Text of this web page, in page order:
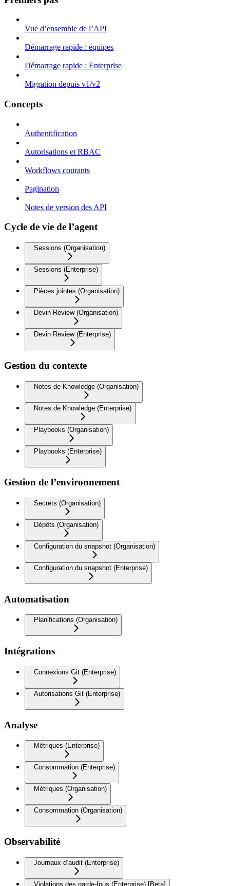
Vue d’ensemble de l’API
Démarrage rapide : équipes
Démarrage rapide : Enterprise
Migration depuis v1/v2
Concepts
Authentification
Autorisations et RBAC
Workflows courants
Pagination
Notes de version des API
Cycle de vie de l’agent
Sessions (Organisation)
Sessions (Enterprise)
Pièces jointes (Organisation)
Devin Review (Organisation)
Devin Review (Enterprise)
Gestion du contexte
Notes de Knowledge (Organisation)
Notes de Knowledge (Enterprise)
Playbooks (Organisation)
Playbooks (Enterprise)
Gestion de l’environnement
Secrets (Organisation)
Dépôts (Organisation)
Configuration du snapshot (Organisation)
Configuration du snapshot (Enterprise)
Automatisation
Planifications (Organisation)
Intégrations
Connexions Git (Enterprise)
Autorisations Git (Enterprise)
Analyse
Métriques (Enterprise)
Consommation (Enterprise)
Métriques (Organisation)
Consommation (Organisation)
Observabilité
Journaux d’audit (Enterprise)
Violations des garde-fous (Enterprise) [Beta]